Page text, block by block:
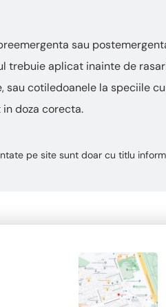
sau
trebuie aplicat inainte de
sau cotiledoanele la speciile
doza corecta.
pe site sunt doar cu titlu